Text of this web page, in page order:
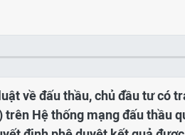
về đấu thầu, chủ đầu tư có
trên Hệ thống mạng đấu thầu